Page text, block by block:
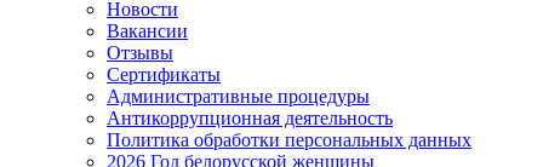
Новости
Вакансии
Отзывы
Сертификаты
Административные процедуры
Антикоррупционная деятельность
Политика обработки персональных данных
2026 Год белорусской женщины